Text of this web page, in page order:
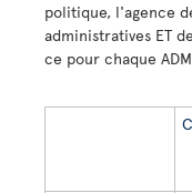
politique, l'agence
administratives ET
ce pour chaque